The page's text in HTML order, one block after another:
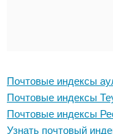
Почтовые индексы
Почтовые индексы
Почтовые индексы
Узнать почтовый